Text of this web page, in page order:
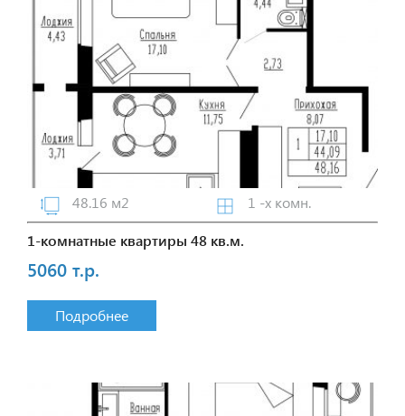
48.16 м2
1 -х комн.
1-комнатные квартиры 48 кв.м.
5060 т.р.
Подробнее